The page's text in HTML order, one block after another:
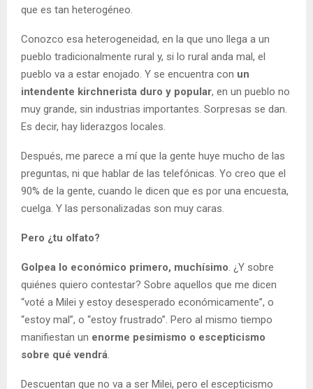
que es tan heterogéneo.
Conozco esa heterogeneidad, en la que uno llega a un
pueblo tradicionalmente rural y, si lo rural anda mal, el
pueblo va a estar enojado. Y se encuentra con un
intendente kirchnerista duro y popular, en un pueblo no
muy grande, sin industrias importantes. Sorpresas se dan.
Es decir, hay liderazgos locales.
Después, me parece a mí que la gente huye mucho de las
preguntas, ni que hablar de las telefónicas. Yo creo que el
90% de la gente, cuando le dicen que es por una encuesta,
cuelga. Y las personalizadas son muy caras.
Pero ¿tu olfato?
Golpea lo económico primero, muchísimo. ¿Y sobre
quiénes quiero contestar? Sobre aquellos que me dicen
“voté a Milei y estoy desesperado económicamente”, o
“estoy mal”, o “estoy frustrado”. Pero al mismo tiempo
manifiestan un enorme pesimismo o escepticismo
sobre qué vendrá.
Descuentan que no va a ser Milei, pero el escepticismo